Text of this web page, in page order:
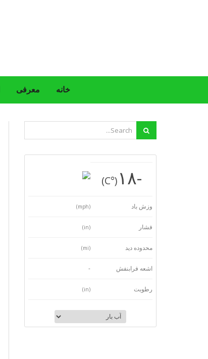
معرفی خانه
-١٨ (°C)
وزش باد (mph)
فشار (in)
محدوده دید (mi)
اشعه فرابنفش -
رطوبت (in)